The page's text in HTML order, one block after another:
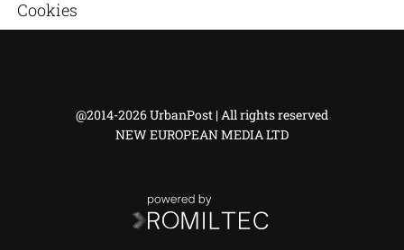
Cookies
@2014-2026 UrbanPost | All rights reserved
NEW EUROPEAN MEDIA LTD